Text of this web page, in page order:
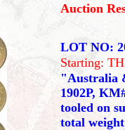
Auction
LOT NO:
Starting:
"Australia
1902P,
tooled on
total